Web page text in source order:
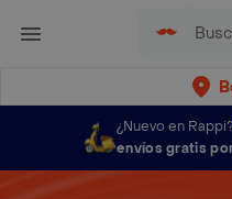
¿Nuevo en Rappi?
envíos gratis